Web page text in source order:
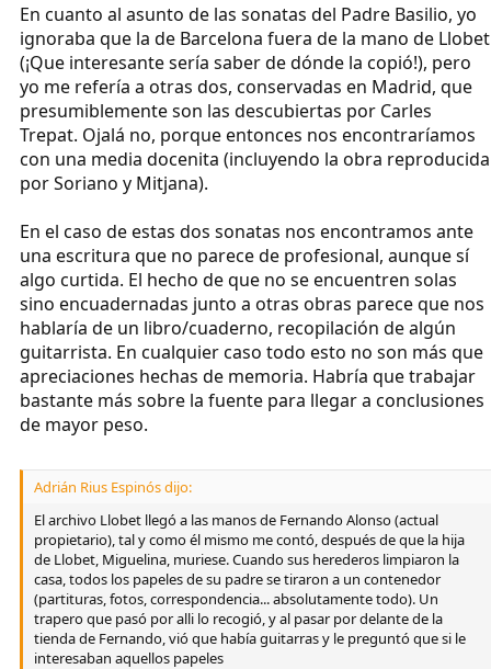
En cuanto al asunto de las sonatas del Padre Basilio, yo
ignoraba que la de Barcelona fuera de la mano de Llobet
(¡Que interesante sería saber de dónde la copió!), pero
yo me refería a otras dos, conservadas en Madrid, que
presumiblemente son las descubiertas por Carles
Trepat. Ojalá no, porque entonces nos encontraríamos
con una media docenita (incluyendo la obra reproducida
por Soriano y Mitjana).
En el caso de estas dos sonatas nos encontramos ante
una escritura que no parece de profesional, aunque sí
algo curtida. El hecho de que no se encuentren solas
sino encuadernadas junto a otras obras parece que nos
hablaría de un libro/cuaderno, recopilación de algún
guitarrista. En cualquier caso todo esto no son más que
apreciaciones hechas de memoria. Habría que trabajar
bastante más sobre la fuente para llegar a conclusiones
de mayor peso.
Adrián Rius Espinós dijo:
El archivo Llobet llegó a las manos de Fernando Alonso (actual
propietario), tal y como él mismo me contó, después de que la hija
de Llobet, Miguelina, muriese. Cuando sus herederos limpiaron la
casa, todos los papeles de su padre se tiraron a un contenedor
(partituras, fotos, correspondencia... absolutamente todo). Un
trapero que pasó por alli lo recogió, y al pasar por delante de la
tienda de Fernando, vió que había guitarras y le preguntó que si le
interesaban aquellos papeles